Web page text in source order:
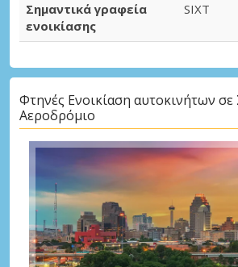
Σημαντικά γραφεία
ενοικίασης
SIXT
Φτηνές Ενοικίαση αυτοκινήτων σε
Αεροδρόμιο